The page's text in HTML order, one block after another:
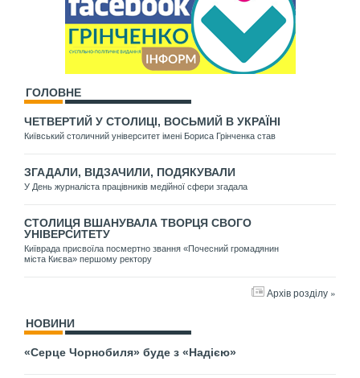
ГОЛОВНЕ
ЧЕТВЕРТИЙ У СТОЛИЦІ, ВОСЬМИЙ В УКРАЇНІ
Київський столичний університет імені Бориса Грінченка став
ЗГАДАЛИ, ВІДЗАЧИЛИ, ПОДЯКУВАЛИ
У День журналіста працівників медійної сфери згадала
СТОЛИЦЯ ВШАНУВАЛА ТВОРЦЯ СВОГО
УНІВЕРСИТЕТУ
Київрада присвоїла посмертно звання «Почесний громадянин
міста Києва» першому ректору
Архів розділу »
НОВИНИ
«Серце Чорнобиля» буде з «Надією»